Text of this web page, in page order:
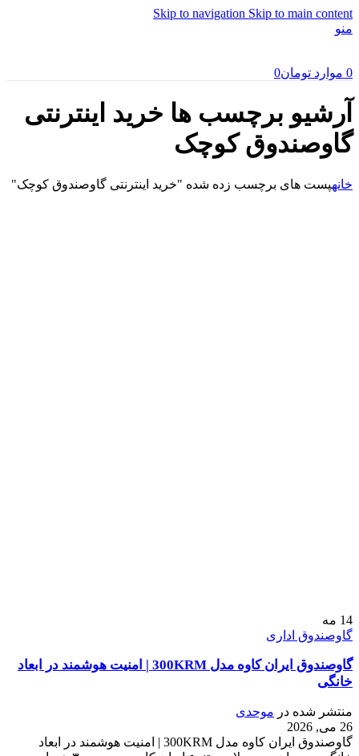
Skip to navigation Skip to main content
منو
0 موارد تومان0
آرشیو برچسب ها خرید اینترنتی
گاوصندوق کوچک
خانهپست های برچسب زده شده "خرید اینترنتی گاوصندوق کوچک"
14 مه
گاوصندوق اداری
گاوصندوق ایران کاوه مدل 300KRM | امنیت هوشمند در ابعاد
خانگی
منتشر شده در موحدی
26 می, 2026
گاوصندوق ایران کاوه مدل 300KRM | امنیت هوشمند در ابعاد